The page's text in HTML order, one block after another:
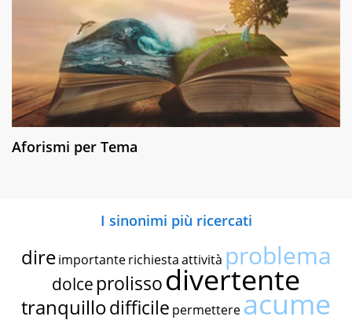
Aforismi per Tema
I sinonimi più ricercati
dire importante richiestaattività problema
dolce prolissodivertente
tranquillodifficile permettereacume